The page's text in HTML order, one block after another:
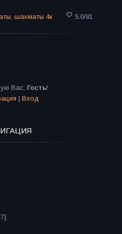
, шахматы 4к 5.0/81
Вас, Гость!
| Вход